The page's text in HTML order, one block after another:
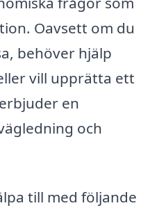
Oavsett om du
behöver hjälp
vill upprätta ett
en
och
till med följande